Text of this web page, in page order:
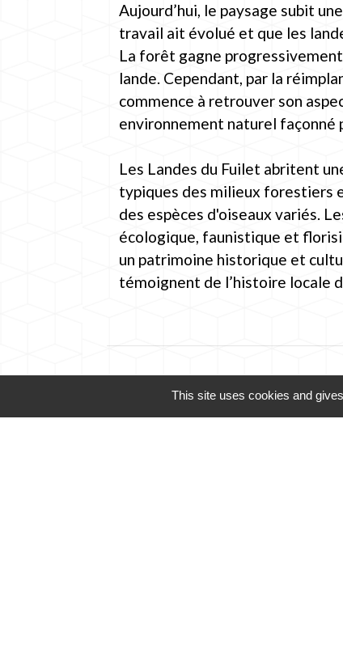
Aujourd’hui, le paysage subit
travail ait évolué et que les
La forêt gagne
lande. Cependant, par la
commence à retrouver son
environnement naturel façonné
Les Landes du Fuilet abritent
typiques des milieux forestiers
des espèces d'oiseaux variés.
écologique, faunistique et
un patrimoine historique et
témoignent de l’histoire locale
This site uses cookies and